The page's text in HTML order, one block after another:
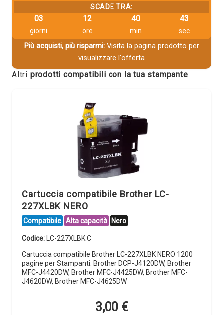
SCADE TRA:
03
giorni
12
ore
40
min
42
sec
Più acquisti, più risparmi:Visita la pagina prodotto per
visualizzare l'offerta
Altri prodotti compatibili con la tua stampante
Cartuccia compatibile Brother LC-
227XLBK NERO
Compatibile Alta capacità Nero
Codice: LC-227XLBK.C
Cartuccia compatibile Brother LC-227XLBK NERO 1200
pagine per Stampanti: Brother DCP-J4120DW, Brother
MFC-J4420DW, Brother MFC-J4425DW, Brother MFC-
J4620DW, Brother MFC-J4625DW
3,00 €